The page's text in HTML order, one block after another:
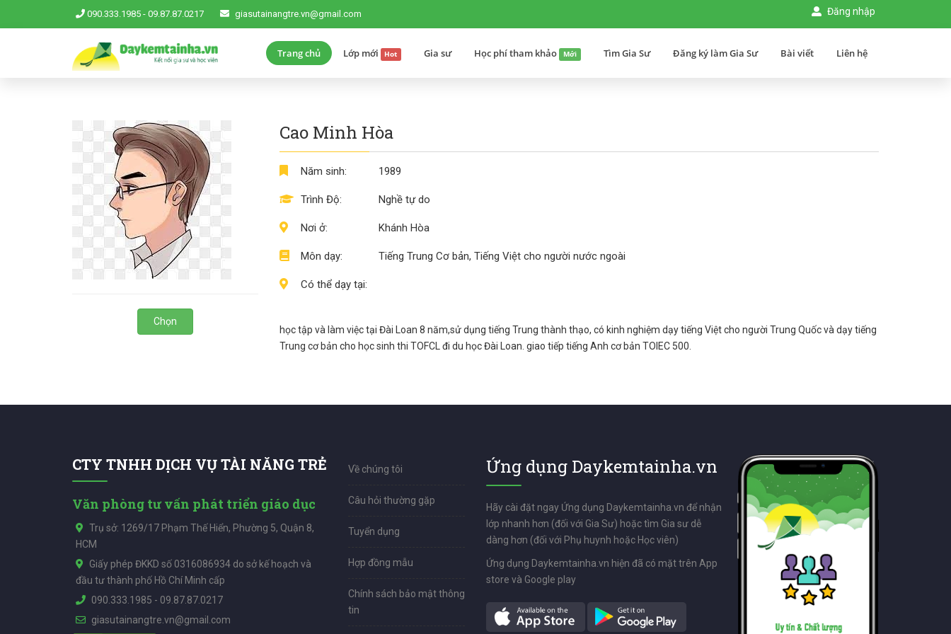
090.333.1985 - 09.87.87.0217 giasutainangtre.vn@gmail.com Đăng nhập
Trang chủ Lớp mới Hot Gia sư Học phí tham khảo Mới Tìm Gia Sư Đăng ký làm Gia Sư Bài viết Liên hệ
Chọn
Cao Minh Hòa
Năm sinh:
Trình Độ:
Nơi ở:
Môn dạy:
Có thể dạy tại:
1989
Nghề tự do
Khánh Hòa
Tiếng Trung Cơ bản, Tiếng Việt cho người nước ngoài
học tập và làm việc tại Đài Loan 8 năm,sử dụng tiếng Trung thành thạo, có kinh nghiệm dạy tiếng Việt cho người Trung Quốc và dạy tiếng
Trung cơ bản cho học sinh thi TOFCL đi du học Đài Loan. giao tiếp tiếng Anh cơ bản TOIEC 500.
CTY TNHH DỊCH VỤ TÀI NĂNG TRẺ
Văn phòng tư vấn phát triển giáo dục
Trụ sở: 1269/17 Phạm Thế Hiển, Phường 5, Quận 8,
HCM
Giấy phép ĐKKD số 0316086934 do sở kế hoạch và
đầu tư thành phố Hồ Chí Minh cấp
090.333.1985 - 09.87.87.0217
giasutainangtre.vn@gmail.com
Về chúng tôi
Câu hỏi thường gặp
Tuyển dụng
Hợp đồng mẫu
Chính sách bảo mật thông
tin
Ứng dụng Daykemtainha.vn
Hãy cài đặt ngay Ứng dụng Daykemtainha.vn để nhận
lớp nhanh hơn (đối với Gia Sư) hoặc tìm Gia sư dễ
dàng hơn (đối với Phụ huynh hoặc Học viên)
Ứng dụng Daykemtainha.vn hiện đã có mặt trên App
store và Google play